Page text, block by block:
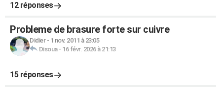
12 réponses
Probleme de brasure forte sur cuivre
Didier- 1 nov. 2011 à 23:05
Disoua- 16 févr. 2026 à 21:13
15 réponses